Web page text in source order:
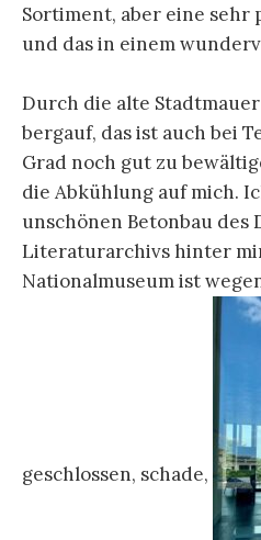
Sortiment, aber eine sehr
und das in einem
Durch die alte
bergauf, das ist auch bei
Grad noch gut zu
die Abkühlung auf mich.
unschönen Betonbau des
Literaturarchivs hinter
Nationalmuseum ist
geschlossen, schade,